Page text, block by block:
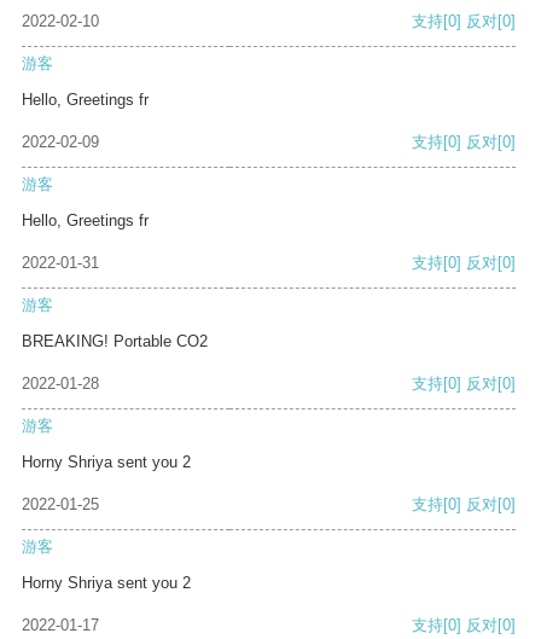
2022-02-10 支持[0] 反对[0]
游客
Hello, Greetings fr
2022-02-09 支持[0] 反对[0]
游客
Hello, Greetings fr
2022-01-31 支持[0] 反对[0]
游客
BREAKING! Portable CO2
2022-01-28 支持[0] 反对[0]
游客
Horny Shriya sent you 2
2022-01-25 支持[0] 反对[0]
游客
Horny Shriya sent you 2
2022-01-17 支持[0] 反对[0]